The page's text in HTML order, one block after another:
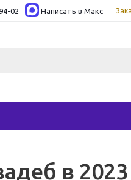
02 Написать в Maкс
в